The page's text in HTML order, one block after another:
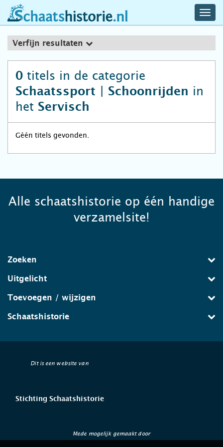
schaatshistorie.nl
Verfijn resultaten
0 titels in de categorie
Schaatssport | Schoonrijden in
het Servisch
Géén titels gevonden.
Alle schaatshistorie op één handige
verzamelsite!
Zoeken
Uitgelicht
Toevoegen / wijzigen
Schaatshistorie
Dit is een website van
Stichting Schaatshistorie
Mede mogelijk gemaakt door